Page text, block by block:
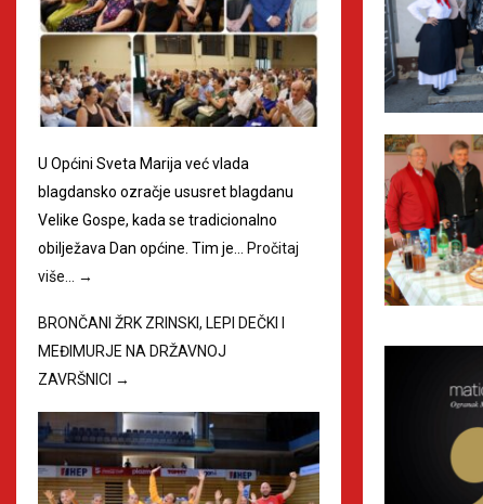
U Općini Sveta Marija već vlada
blagdansko ozračje ususret blagdanu
Velike Gospe, kada se tradicionalno
obilježava Dan općine. Tim je…
Pročitaj
više…
→
BRONČANI ŽRK ZRINSKI, LEPI DEČKI I
MEĐIMURJE NA DRŽAVNOJ
ZAVRŠNICI →